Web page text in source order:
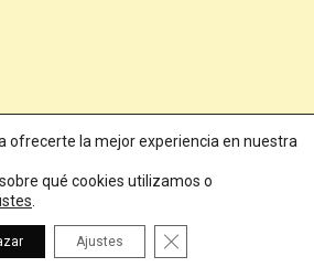
ofrecerte la mejor experiencia en nuestra
qué cookies utilizamos o
Ajustes Cerrar el banner de